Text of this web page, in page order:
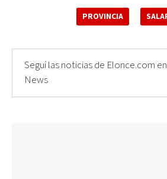
PROVINCIA
Seguí las noticias de Elonce.com
News